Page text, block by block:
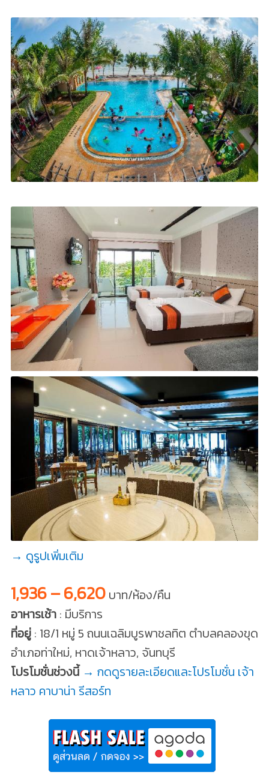
→ ดูรูปเพิ่มเติม
1,936 – 6,620บาท/ห้อง/คืน
อาหารเช้า: มีบริการ
ที่อยู่: 18/1 หมู่ 5 ถนนเฉลิมบูรพาชลทิต ตำบลคลองขุด
อำเภอท่าใหม่, หาดเจ้าหลาว, จันทบุรี
โปรโมชั่นช่วงนี้ → กดดูรายละเอียดและโปรโมชั่น เจ้า
หลาว คาบาน่า รีสอร์ท